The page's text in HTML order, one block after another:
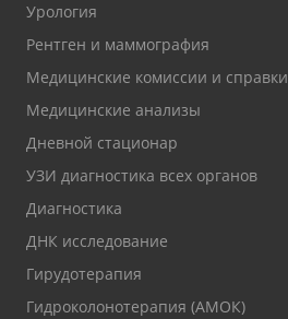
Урология
Рентген и маммография
Медицинские комиссии и справки
Медицинские анализы
Дневной стационар
УЗИ диагностика всех органов
Диагностика
ДНК исследование
Гирудотерапия
Гидроколонотерапия (АМОК)